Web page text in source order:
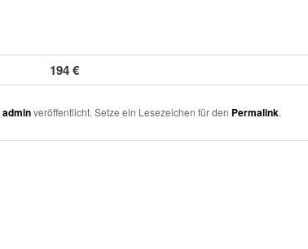
194 €
adminveröffentlicht. Setze ein Lesezeichen für den Permalink.